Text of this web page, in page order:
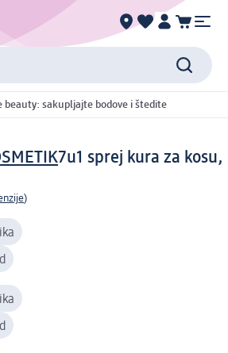
beauty: sakupljajte bodove i štedite
7u1 sprej kura za kosu,
)